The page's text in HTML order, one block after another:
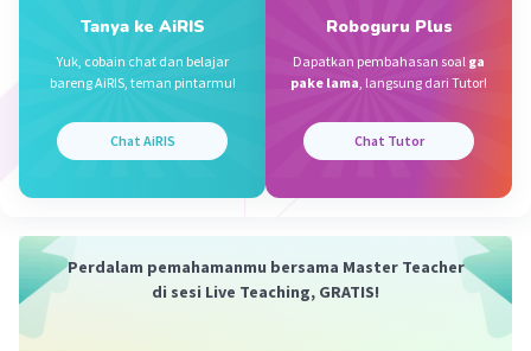
dilakukan dengan berkelok-kelok melewati suatu
rintangan, dimana bertujuan untuk melatih
dan menguatkan otot kaki.
Tanya ke AiRIS
Yuk, cobain chat dan belajar
bareng AiRIS, teman pintarmu!
Chat AiRIS
Roboguru Plus
Dapatkan pembahasan soal ga
pake lama, langsung dari Tutor!
Chat Tutor
Perdalam pemahamanmu bersama Master Teacher
di sesi Live Teaching, GRATIS!